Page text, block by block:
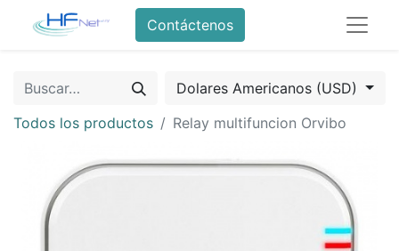
Contáctenos
Dolares Americanos (USD)
Todos los productos
Relay multifuncion Orvibo